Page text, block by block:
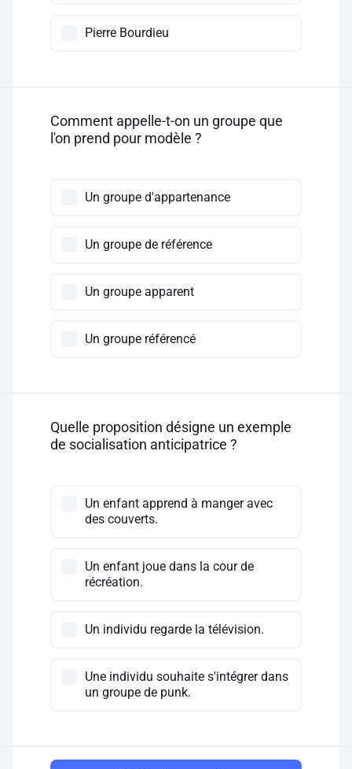
Pierre Bourdieu
Comment appelle-t-on un groupe que
l'on prend pour modèle ?
Un groupe d'appartenance
Un groupe de référence
Un groupe apparent
Un groupe référencé
Quelle proposition désigne un exemple
de socialisation anticipatrice ?
Un enfant apprend à manger avec
des couverts.
Un enfant joue dans la cour de
récréation.
Un individu regarde la télévision.
Une individu souhaite s'intégrer dans
un groupe de punk.